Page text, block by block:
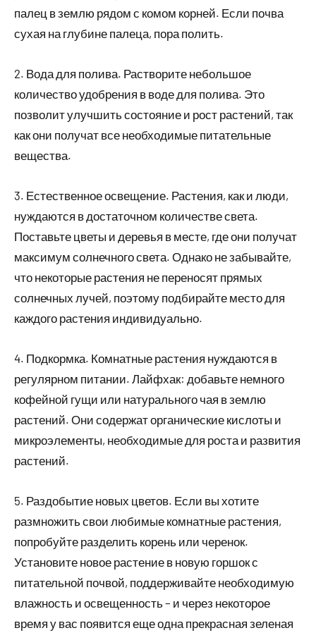
палец в землю рядом с комом корней. Если почва
сухая на глубине палеца, пора полить.
2. Вода для полива. Растворите небольшое
количество удобрения в воде для полива. Это
позволит улучшить состояние и рост растений, так
как они получат все необходимые питательные
вещества.
3. Естественное освещение. Растения, как и люди,
нуждаются в достаточном количестве света.
Поставьте цветы и деревья в месте, где они получат
максимум солнечного света. Однако не забывайте,
что некоторые растения не переносят прямых
солнечных лучей, поэтому подбирайте место для
каждого растения индивидуально.
4. Подкормка. Комнатные растения нуждаются в
регулярном питании. Лайфхак: добавьте немного
кофейной гущи или натурального чая в землю
растений. Они содержат органические кислоты и
микроэлементы, необходимые для роста и развития
растений.
5. Раздобытие новых цветов. Если вы хотите
размножить свои любимые комнатные растения,
попробуйте разделить корень или черенок.
Установите новое растение в новую горшок с
питательной почвой, поддерживайте необходимую
влажность и освещенность – и через некоторое
время у вас появится еще одна прекрасная зеленая